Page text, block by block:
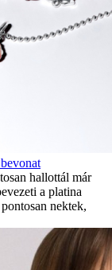
hallottál már
a platina
nektek,